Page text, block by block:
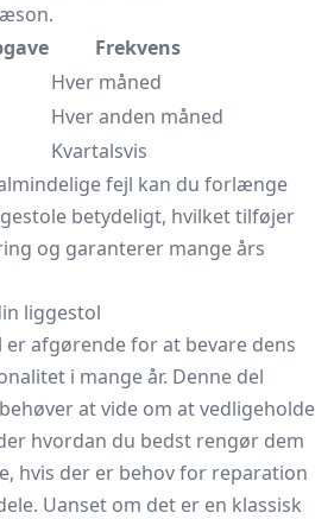
Frekvens
Hver måned
Hver anden måned
Kvartalsvis
fejl kan du forlænge
betydeligt, hvilket tilføjer
og garanterer mange års
liggestol
afgørende for at bevare dens
i mange år. Denne del
at vide om at vedligeholde
hvordan du bedst rengør dem
hvis der er behov for reparation
Uanset om det er en klassisk